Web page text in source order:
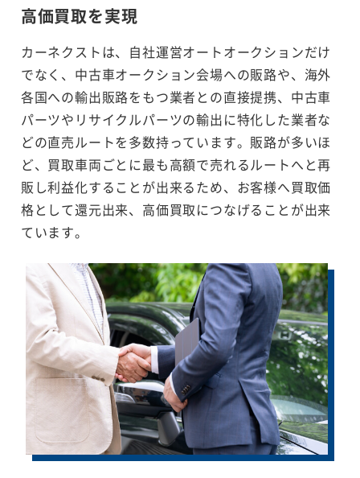
高価買取を実現
カーネクストは、自社運営オートオークションだけ
でなく、中古車オークション会場への販路や、海外
各国への輸出販路をもつ業者との直接提携、中古車
パーツやリサイクルパーツの輸出に特化した業者な
どの直売ルートを多数持っています。販路が多いほ
ど、買取車両ごとに最も高額で売れるルートへと再
販し利益化することが出来るため、お客様へ買取価
格として還元出来、高価買取につなげることが出来
ています。